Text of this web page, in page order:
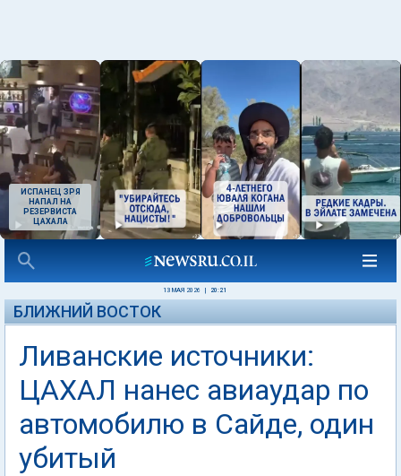
ИСПАНЕЦ ЗРЯ
НАПАЛ НА
РЕЗЕРВИСТА
ЦАХАЛА
13 МАЯ 2026 20:21
БЛИЖНИЙ ВОСТОК
Ливанские источники:
ЦАХАЛ нанес авиаудар по
автомобилю в Сайде, один
убитый